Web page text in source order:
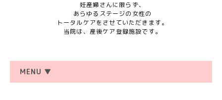
妊産婦さんに限らず、
あらゆるステージの女性の
トータルケアをさせていただきます。
当院は、産後ケア登録施設です。
MENU ▼